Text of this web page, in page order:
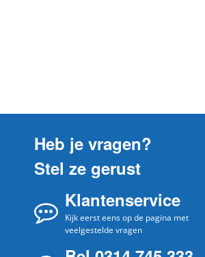
Heb je vragen?
Stel ze gerust
Klantenservice
Kijk eerst eens op de pagina met
veelgestelde vragen